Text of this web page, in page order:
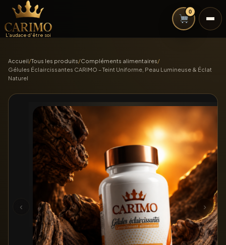
L'audace d'être soi
0
Accueil/Tous les produits/Compléments alimentaires/
Gélules Éclaircissantes CARIMO – Teint Uniforme, Peau Lumineuse & Éclat
Naturel
‹ ›